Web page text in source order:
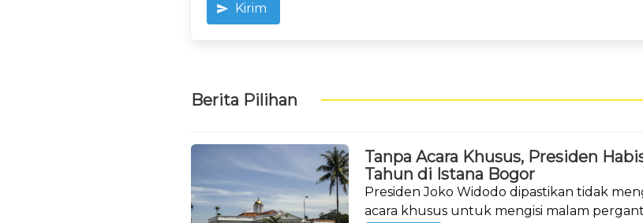
Kirim
Berita Pilihan
Tanpa Acara Khusus, Presiden
Tahun di Istana Bogor
Presiden Joko Widodo dipastikan tidak
acara khusus untuk mengisi malam